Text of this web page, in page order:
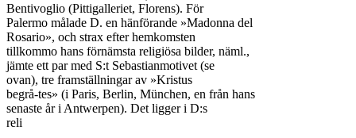
Bentivoglio (Pittigalleriet, Florens). För
Palermo målade D. en hänförande »Madonna del
Rosario», och strax efter hemkomsten
tillkommo hans förnämsta religiösa bilder, näml.,
jämte ett par med S:t Sebastianmotivet (se
ovan), tre framställningar av »Kristus
begrå-tes» (i Paris, Berlin, München, en från hans
senaste år i Antwerpen). Det ligger i D:s
reli